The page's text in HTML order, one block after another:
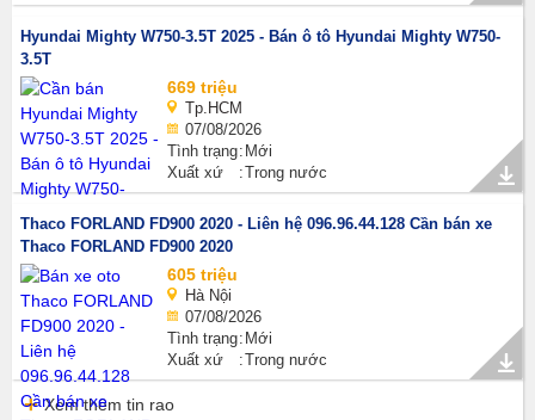
Hyundai Mighty W750-3.5T 2025 - Bán ô tô Hyundai Mighty W750-
3.5T
669 triệu
Tp.HCM
07/08/2026
Tình trạng Mới
Xuất xứ
Trong nước
Thaco FORLAND FD900 2020 - Liên hệ 096.96.44.128 Cần bán xe
Thaco FORLAND FD900 2020
605 triệu
Hà Nội
07/08/2026
Tình trạng Mới
Xuất xứ
Trong nước
Xem thêm tin rao